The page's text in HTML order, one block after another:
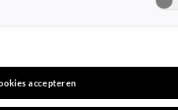
fan van
accepteren